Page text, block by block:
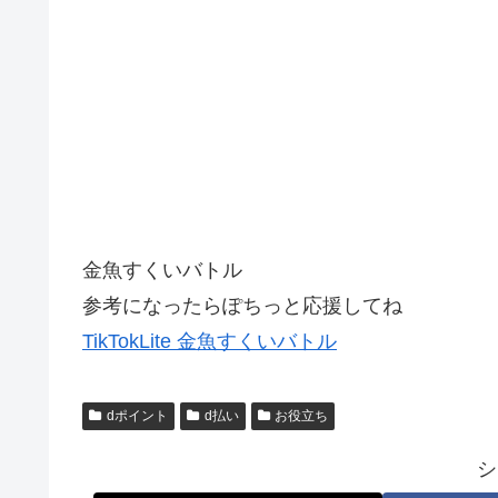
金魚すくいバトル
参考になったらぽちっと応援してね
TikTokLite 金魚すくいバトル
dポイント d払い お役立ち